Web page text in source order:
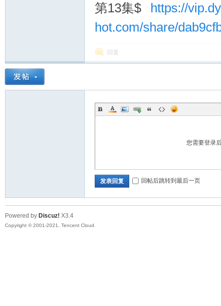
第13集$
https://
hot.com/share/
回复
您需要登录
发表回复 回帖后跳转到最后一页
Powered by Discuz! X3.4
Copyright © 2001-2021, Tencent Cloud.